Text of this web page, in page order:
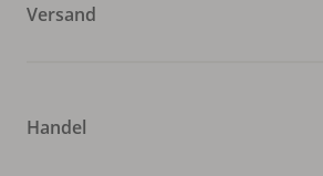
Versand
Handel